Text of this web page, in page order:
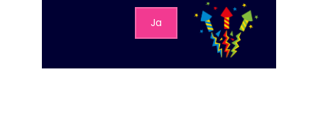
Ja